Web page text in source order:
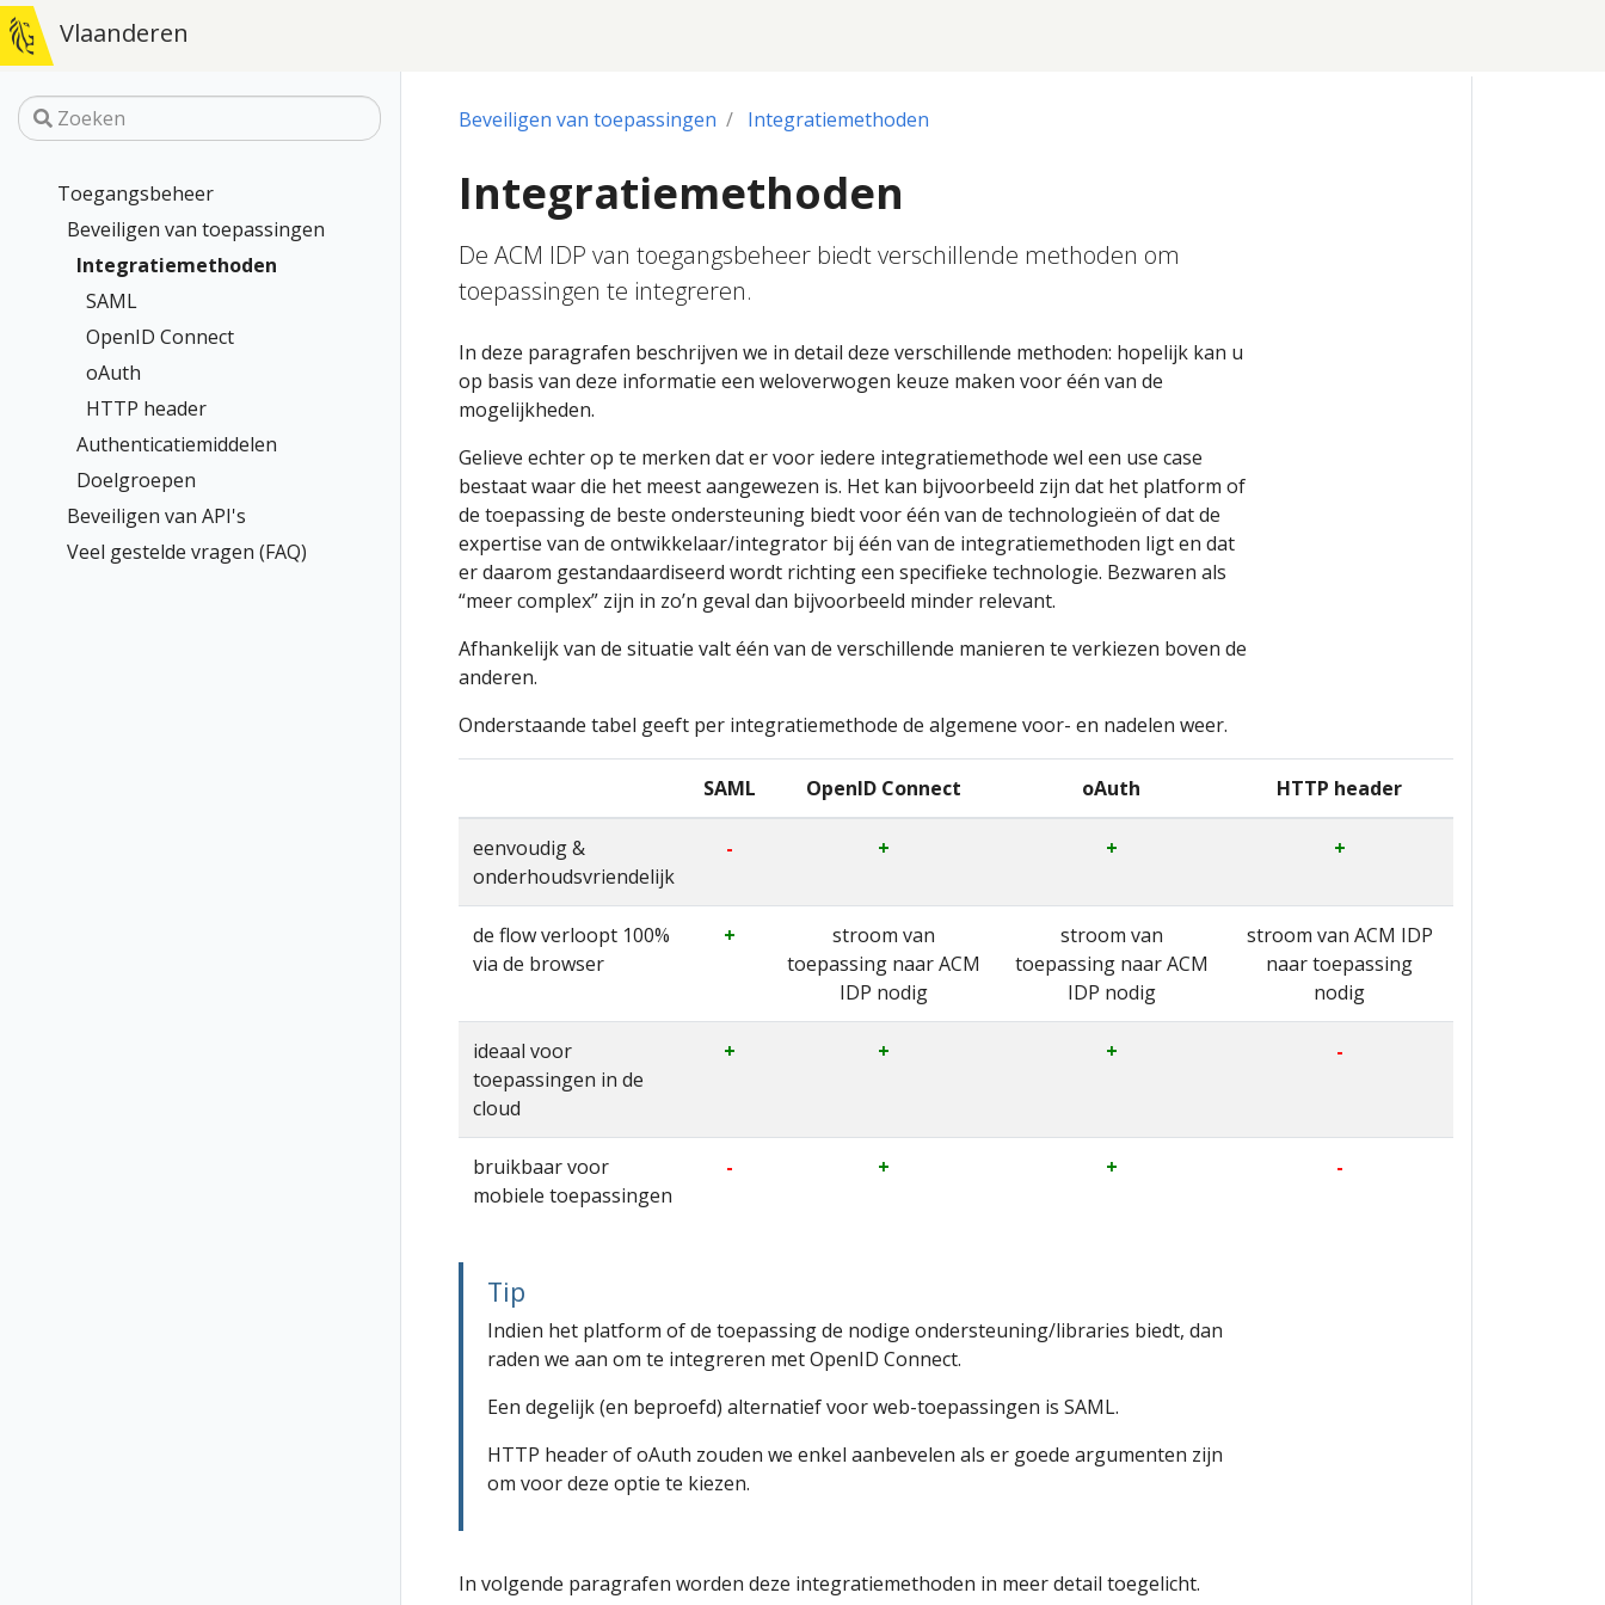
Vlaanderen
Toegangsbeheer
Beveiligen van toepassingen
Integratiemethoden
SAML
OpenID Connect
oAuth
HTTP header
Authenticatiemiddelen
Doelgroepen
Beveiligen van API's
Veel gestelde vragen (FAQ)
Beveiligen van toepassingen Integratiemethoden
Integratiemethoden
De ACM IDP van toegangsbeheer biedt verschillende methoden om
toepassingen te integreren.
In deze paragrafen beschrijven we in detail deze verschillende methoden: hopelijk kan u
op basis van deze informatie een weloverwogen keuze maken voor één van de
mogelijkheden.
Gelieve echter op te merken dat er voor iedere integratiemethode wel een use case
bestaat waar die het meest aangewezen is. Het kan bijvoorbeeld zijn dat het platform of
de toepassing de beste ondersteuning biedt voor één van de technologieën of dat de
expertise van de ontwikkelaar/integrator bij één van de integratiemethoden ligt en dat
er daarom gestandaardiseerd wordt richting een specifieke technologie. Bezwaren als
“meer complex” zijn in zo’n geval dan bijvoorbeeld minder relevant.
Afhankelijk van de situatie valt één van de verschillende manieren te verkiezen boven de
anderen.
Onderstaande tabel geeft per integratiemethode de algemene voor- en nadelen weer.
SAML OpenID Connect oAuth HTTP header
eenvoudig &
onderhoudsvriendelijk
- + + +
de flow verloopt 100%
via de browser
+
stroom van
toepassing naar ACM
IDP nodig
stroom van
toepassing naar ACM
IDP nodig
stroom van ACM IDP
naar toepassing
nodig
ideaal voor
toepassingen in de
cloud
+ + + -
bruikbaar voor
mobiele toepassingen
- + + -
Tip
Indien het platform of de toepassing de nodige ondersteuning/libraries biedt, dan
raden we aan om te integreren met OpenID Connect.
Een degelijk (en beproefd) alternatief voor web-toepassingen is SAML.
HTTP header of oAuth zouden we enkel aanbevelen als er goede argumenten zijn
om voor deze optie te kiezen.
In volgende paragrafen worden deze integratiemethoden in meer detail toegelicht.